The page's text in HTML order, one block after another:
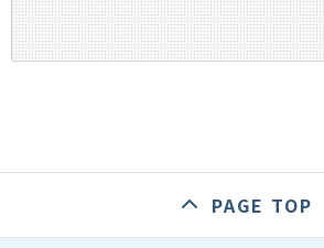
PAGE TOP